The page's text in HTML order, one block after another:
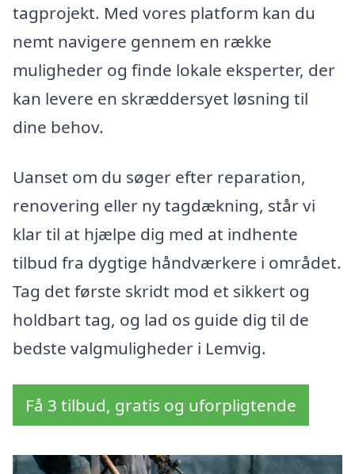
tagprojekt. Med vores platform kan du
nemt navigere gennem en række
muligheder og finde lokale eksperter, der
kan levere en skræddersyet løsning til
dine behov.
Uanset om du søger efter reparation,
renovering eller ny tagdækning, står vi
klar til at hjælpe dig med at indhente
tilbud fra dygtige håndværkere i området.
Tag det første skridt mod et sikkert og
holdbart tag, og lad os guide dig til de
bedste valgmuligheder i Lemvig.
Få 3 tilbud, gratis og uforpligtende